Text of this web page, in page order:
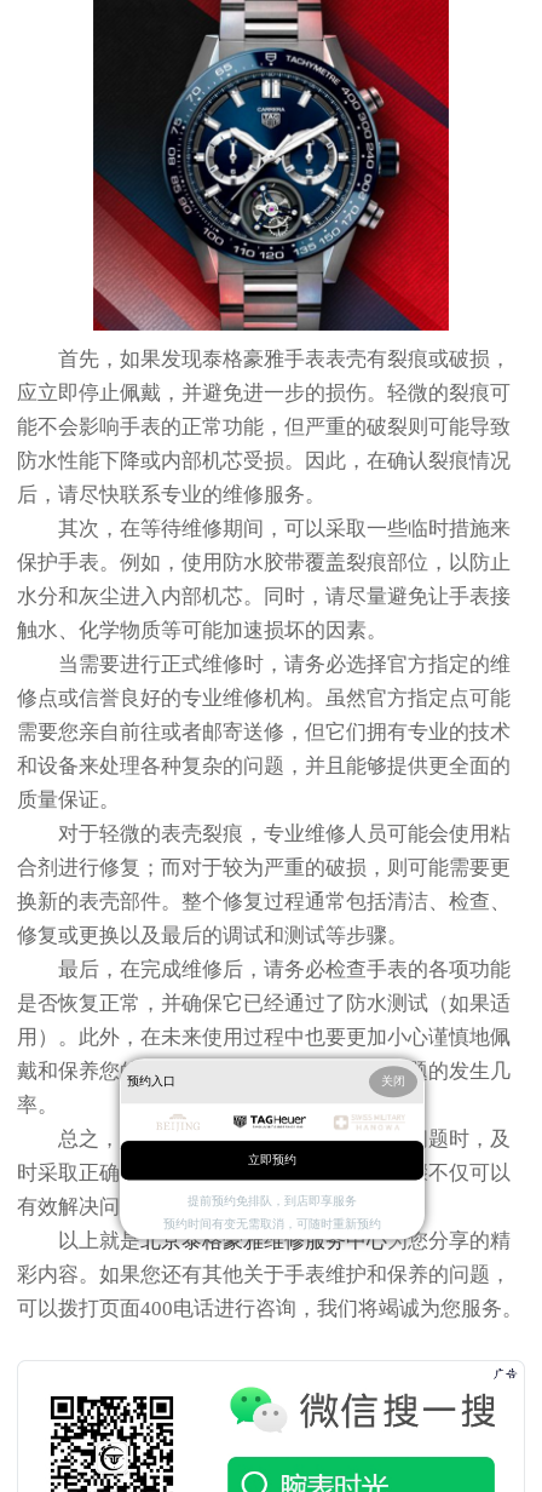
首先，如果发现泰格豪雅手表表壳有裂痕或破损，
应立即停止佩戴，并避免进一步的损伤。轻微的裂痕可
能不会影响手表的正常功能，但严重的破裂则可能导致
防水性能下降或内部机芯受损。因此，在确认裂痕情况
后，请尽快联系专业的维修服务。
其次，在等待维修期间，可以采取一些临时措施来
保护手表。例如，使用防水胶带覆盖裂痕部位，以防止
水分和灰尘进入内部机芯。同时，请尽量避免让手表接
触水、化学物质等可能加速损坏的因素。
当需要进行正式维修时，请务必选择官方指定的维
修点或信誉良好的专业维修机构。虽然官方指定点可能
需要您亲自前往或者邮寄送修，但它们拥有专业的技术
和设备来处理各种复杂的问题，并且能够提供更全面的
质量保证。
对于轻微的表壳裂痕，专业维修人员可能会使用粘
合剂进行修复；而对于较为严重的破损，则可能需要更
换新的表壳部件。整个修复过程通常包括清洁、检查、
修复或更换以及最后的调试和测试等步骤。
最后，在完成维修后，请务必检查手表的各项功能
是否恢复正常，并确保它已经通过了防水测试（如果适
用）。此外，在未来使用过程中也要更加小心谨慎地佩
戴和保养您的泰格豪雅手表，以减少类似问题的发生几
率。
总之，在面对泰格豪雅手表表壳破裂的问题时，及
时采取正确的处理措施是关键。通过上述步骤不仅可以
有效解决问题，还能帮助您更好地维护爱表。
以上就是北京泰格豪雅维修服务中心为您分享的精
彩内容。如果您还有其他关于手表维护和保养的问题，
可以拨打页面400电话进行咨询，我们将竭诚为您服务。
预约入口 关闭
立即预约
提前预约免排队，到店即享服务
预约时间有变无需取消，可随时重新预约